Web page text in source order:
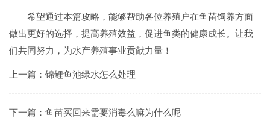
希望通过本篇攻略，能够帮助各位养殖户在鱼苗饲养方面
做出更好的选择，提高养殖效益，促进鱼类的健康成长。让我
们共同努力，为水产养殖事业贡献力量！
上一篇： 锦鲤鱼池绿水怎么处理
下一篇： 鱼苗买回来需要消毒么嘛为什么呢